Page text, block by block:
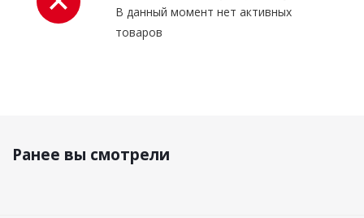
В данный момент нет активных
товаров
Ранее вы смотрели